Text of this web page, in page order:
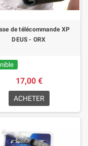
de télécommande XP
DEUS - ORX
17,00 €
ACHETER